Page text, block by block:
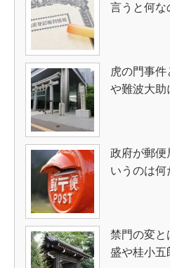
言うと何な
虎の門事
や難波大助
政府が郵便
いうのは何
禁門の変と
盛や桂小五